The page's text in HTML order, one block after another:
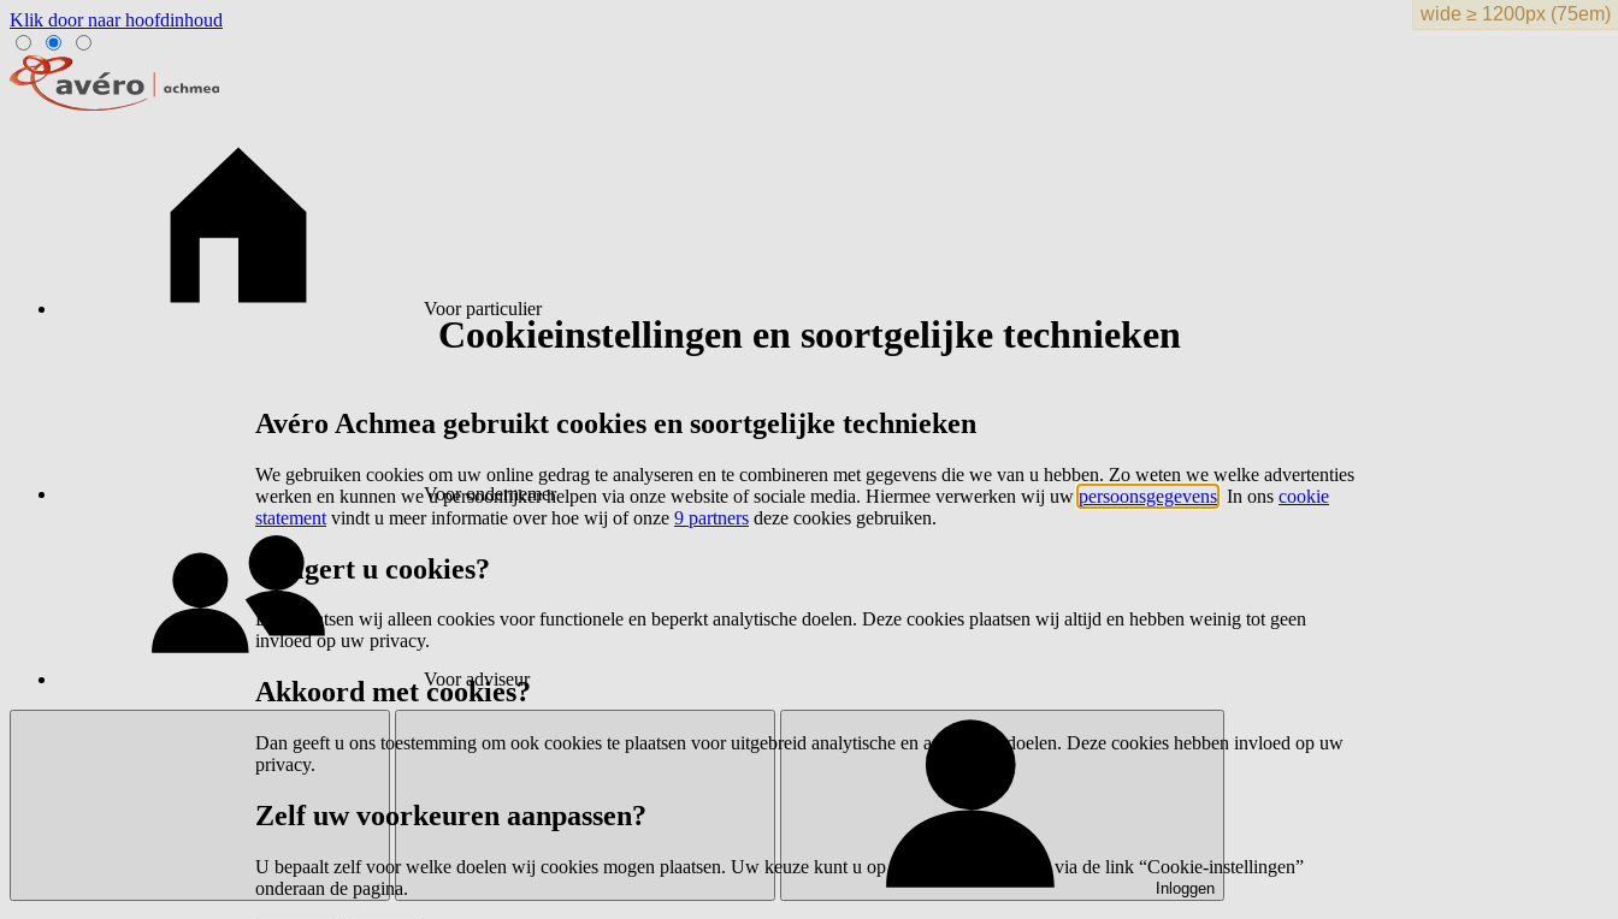
Klik door naar hoofdinhoud
Voor particulier
Voor ondernemer
Voor adviseur
Inloggen
Cookieinstellingen en soortgelijke technieken
Avéro Achmea gebruikt cookies en soortgelijke technieken
We gebruiken cookies om uw online gedrag te analyseren en te combineren met gegevens die we van u hebben. Zo weten we welke advertenties
werken en kunnen we u persoonlijker helpen via onze website of sociale media. Hiermee verwerken wij uw persoonsgegevens . In ons cookie
statement vindt u meer informatie over hoe wij of onze 9 partners deze cookies gebruiken.
Weigert u cookies?
Dan plaatsen wij alleen cookies voor functionele en beperkt analytische doelen. Deze cookies plaatsen wij altijd en hebben weinig tot geen
invloed op uw privacy.
Akkoord met cookies?
Dan geeft u ons toestemming om ook cookies te plaatsen voor uitgebreid analytische en advertentiedoelen. Deze cookies hebben invloed op uw
privacy.
Zelf uw voorkeuren aanpassen?
U bepaalt zelf voor welke doelen wij cookies mogen plaatsen. Uw keuze kunt u op elk moment wijzigen via de link “Cookie-instellingen”
onderaan de pagina.